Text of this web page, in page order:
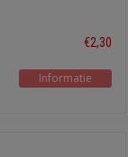
€2,30
Informatie